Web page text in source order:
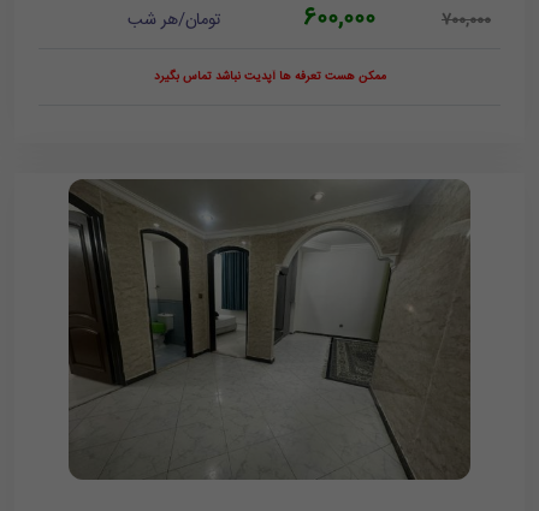
700,000
600,000 تومان/هر شب
ممکن هست تعرفه ها آپدیت نباشد تماس بگیرد